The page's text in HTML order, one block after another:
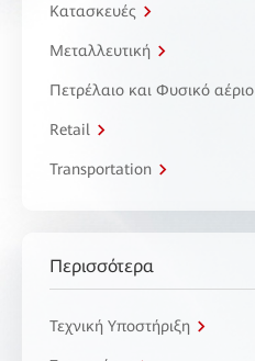
Κατασκευές
Μεταλλευτική
Πετρέλαιο και Φυσικό αέριο
Retail
Transportation
Περισσότερα
Τεχνική Υποστήριξη